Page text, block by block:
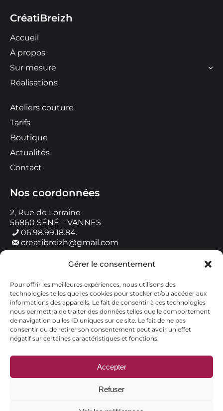
Gérer le consentement
Pour offrir les meilleures expériences, nous utilisons des
technologies telles que les cookies pour stocker et/ou accéder aux
informations des appareils. Le fait de consentir à ces technologies
nous permettra de traiter des données telles que le comportement
de navigation ou les ID uniques sur ce site. Le fait de ne pas
consentir ou de retirer son consentement peut avoir un effet
négatif sur certaines caractéristiques et fonctions.
Accepter
Refuser
CréatiBreizh
Accueil
À propos
Sur mesure
Réalisations
Ateliers couture
Tarifs
Boutique
Actualités
Contact
Nos coordonnées
2, Rue de Lorraine
56860 SÉNÉ – VANNES
06.98.99.18.84.
creatibreizh@gmail.com
Horaires de contact
Lundi : 9h00 – 18h00
Mardi : 9h00 – 18h00
Mercredi : 9h00 – 12h00
Jeudi : 9h00 – 18h00
Vendredi : 9h00 – 18h00
Samedi : Fermé